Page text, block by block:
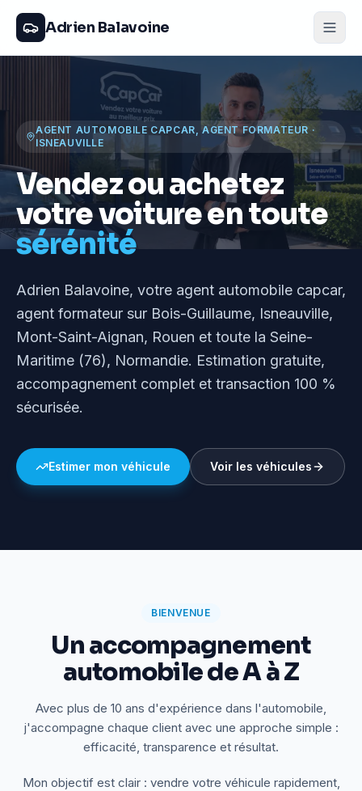
Adrien Balavoine
AGENT AUTOMOBILE CAPCAR, AGENT FORMATEUR ·
ISNEAUVILLE
Vendez ou achetez
votre voiture en toute
sérénité
Adrien Balavoine, votre agent automobile capcar,
agent formateur sur Bois-Guillaume, Isneauville,
Mont-Saint-Aignan, Rouen et toute la Seine-
Maritime (76), Normandie. Estimation gratuite,
accompagnement complet et transaction 100 %
sécurisée.
Estimer mon véhicule Voir les véhicules
BIENVENUE
Un accompagnement
automobile de A à Z
Avec plus de 10 ans d'expérience dans l'automobile,
j'accompagne chaque client avec une approche simple :
efficacité, transparence et résultat.
Mon objectif est clair : vendre votre véhicule rapidement,